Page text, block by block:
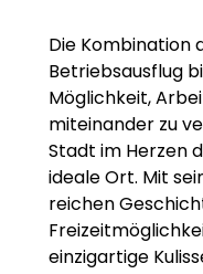
Die Kombination
Betriebsausflug
Möglichkeit,
miteinander zu
Stadt im Herzen
ideale Ort. Mit
reichen
einzigartige